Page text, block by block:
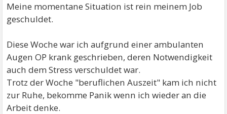
Meine momentane Situation ist rein meinem Job
geschuldet.
Diese Woche war ich aufgrund einer ambulanten
Augen OP krank geschrieben, deren Notwendigkeit
auch dem Stress verschuldet war.
Trotz der Woche "beruflichen Auszeit" kam ich nicht
zur Ruhe, bekomme Panik wenn ich wieder an die
Arbeit denke.